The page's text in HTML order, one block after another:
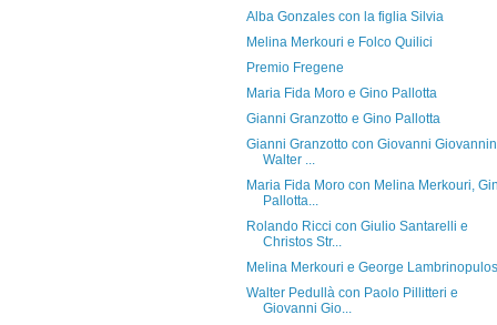
Alba Gonzales con la figlia Silvia
Melina Merkouri e Folco Quilici
Premio Fregene
Maria Fida Moro e Gino Pallotta
Gianni Granzotto e Gino Pallotta
Gianni Granzotto con Giovanni
Walter ...
Maria Fida Moro con Melina Merkouri,
Pallotta...
Rolando Ricci con Giulio Santarelli e
Christos Str...
Melina Merkouri e George Lambrinopulos
Walter Pedullà con Paolo Pillitteri e
Giovanni Gio...